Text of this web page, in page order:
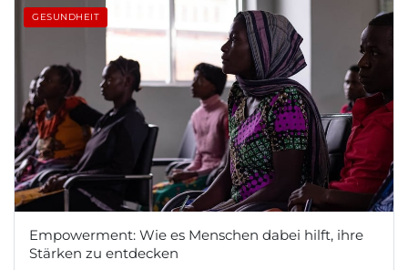
GESUNDHEIT
Empowerment: Wie es Menschen dabei hilft, ihre
Stärken zu entdecken